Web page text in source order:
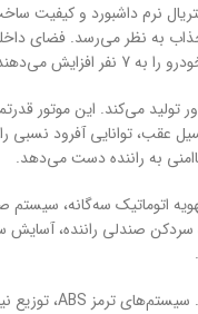
نرم داشبورد و کیفیت
به نظر می‌رسد. فضای
می‌دهند.
عقب، توانایی آفرود
سردکن صندلی راننده،